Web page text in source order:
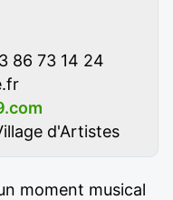
86 73 14 24
d'Artistes
moment musical